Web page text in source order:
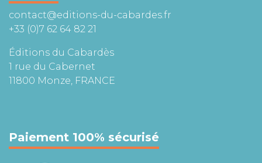
contact@editions-du-cabardes.fr
+33 (0)7 62 64 82 21
Éditions du Cabardès
1 rue du Cabernet
11800 Monze, FRANCE
Paiement 100% sécurisé